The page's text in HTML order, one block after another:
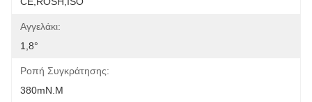
Αγγελάκι:
1,8°
Ροπή Συγκράτησης:
380mN.m